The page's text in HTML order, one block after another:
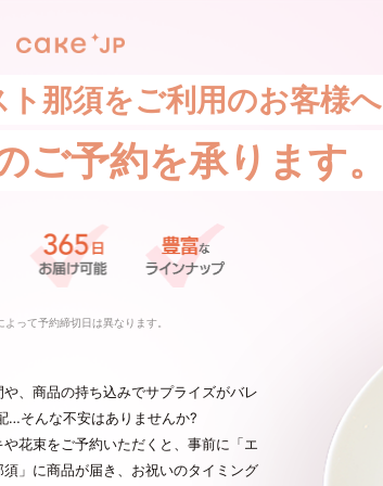
那須をご利用のお客様へ
ご予約を承ります。
よって予約締切日は異なります。
、商品の持ち込みでサプライズがバレ
…そんな不安はありませんか?
花束をご予約いただくと、事前に「エ
」に商品が届き、お祝いのタイミング